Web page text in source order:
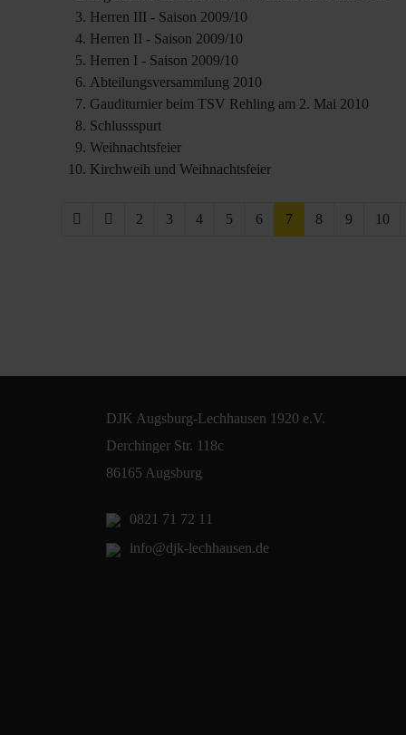
Herren III - Saison 2009/10
Herren II - Saison 2009/10
Herren I - Saison 2009/10
Abteilungsversammlung 2010
Gauditurnier beim TSV Rehling am 2. Mai 2010
Schlussspurt
Weihnachtsfeier
Kirchweih und Weihnachtsfeier
2 3 4 5 6 7 8 9 10
DJK Augsburg-Lechhausen 1920 e.V.
Derchinger Str. 118c
86165 Augsburg
0821 71 72 11
info@djk-lechhausen.de